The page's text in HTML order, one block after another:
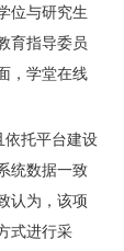
位与研究生
育指导委员
，学堂在线
依托平台建设
统数据一致
认为，该项
式进行采